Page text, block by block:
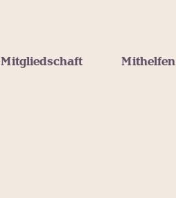
Mitgliedschaft Mithelfen